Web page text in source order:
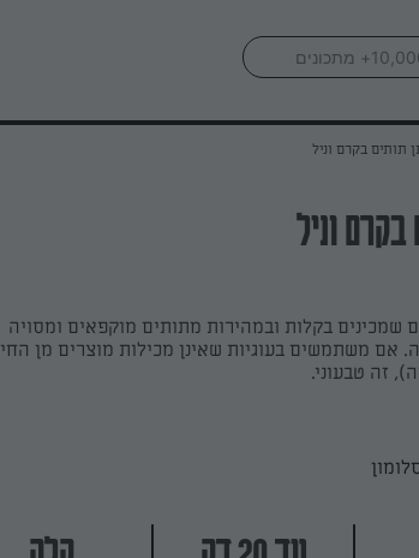
תותים בקרם וניל
וניל
שמכינים בקלות ובמהירות מתותים מוקפאים ומסויה
אם משתמשים בעוגיות שאינן מכילות מוצרים מן החי
זה טבעוני.